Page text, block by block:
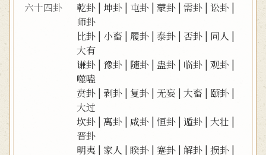
六十四卦
乾卦 | 坤卦 | 屯卦 |蒙卦 |需卦 | 讼卦 |
师卦
比卦 | 小畜 | 履卦 |泰卦 | 否卦 | 同人 |
大有
谦卦 |豫卦 | 随卦 | 蛊卦 | 临卦 |观卦 |
噬嗑
贲卦 | 剥卦 | 复卦 | 无妄 |大畜 | 颐卦 |
大过
坎卦 |离卦 | 咸卦 |恒卦 |遁卦 |大壮 |
晋卦
明夷 |家人 |睽卦 | 蹇卦 |解卦 |损卦 |